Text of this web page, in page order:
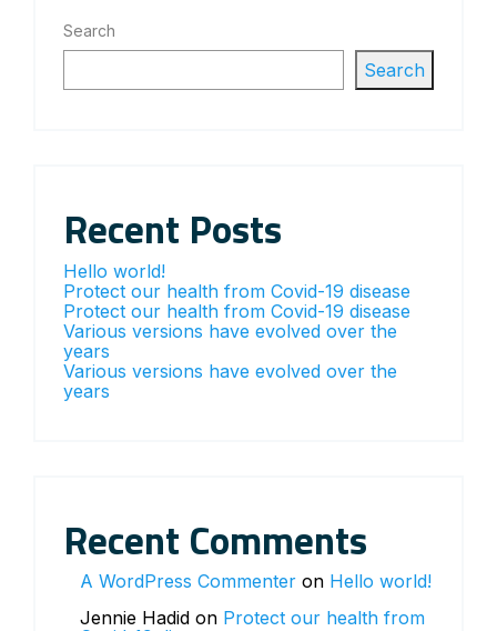
Search
Search
Recent Posts
Hello world!
Protect our health from Covid-19 disease
Protect our health from Covid-19 disease
Various versions have evolved over the
years
Various versions have evolved over the
years
Recent Comments
A WordPress Commenter on Hello world!
Jennie Hadid on Protect our health from